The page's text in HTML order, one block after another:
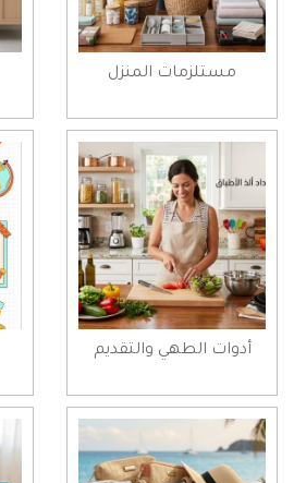
مستلزمات المنزل
أدوات الطهي والتقديم